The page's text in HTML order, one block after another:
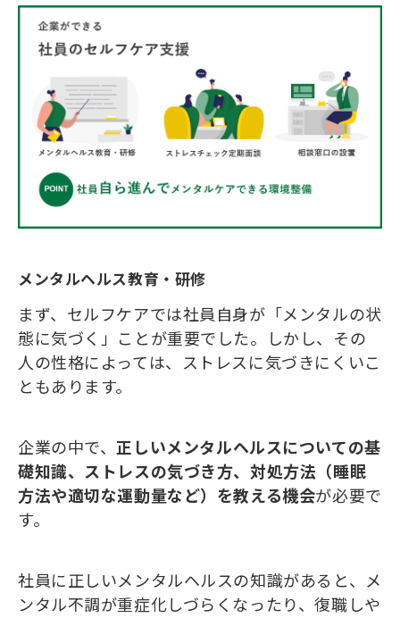
メンタルヘルス教育・研修
まず、セルフケアでは社員自身が「メンタルの状
態に気づく」ことが重要でした。しかし、その
人の性格によっては、ストレスに気づきにくいこ
ともあります。
企業の中で、正しいメンタルヘルスについての基
礎知識、ストレスの気づき方、対処方法（睡眠
方法や適切な運動量など）を教える機会が必要で
す。
社員に正しいメンタルヘルスの知識があると、メ
ンタル不調が重症化しづらくなったり、復職しや